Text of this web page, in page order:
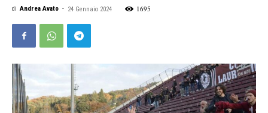
di Andrea Avato - 24 Gennaio 2024 1695